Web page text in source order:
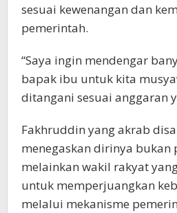
sesuai kewenangan dan
pemerintah.
“Saya ingin mendengar
bapak ibu untuk kita
ditangani sesuai anggaran
Fakhruddin yang akrab
menegaskan dirinya bukan
melainkan wakil rakyat
untuk memperjuangkan
melalui mekanisme